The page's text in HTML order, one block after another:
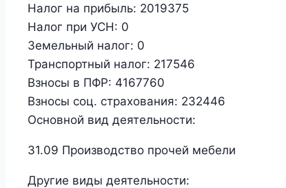
Налог на прибыль: 2019375
Налог при УСН: 0
Земельный налог: 0
Транспортный налог: 217546
Взносы в ПФР: 4167760
Взносы соц. страхования: 232446
Основной вид деятельности:
31.09 Производство прочей мебели
Другие виды деятельности: